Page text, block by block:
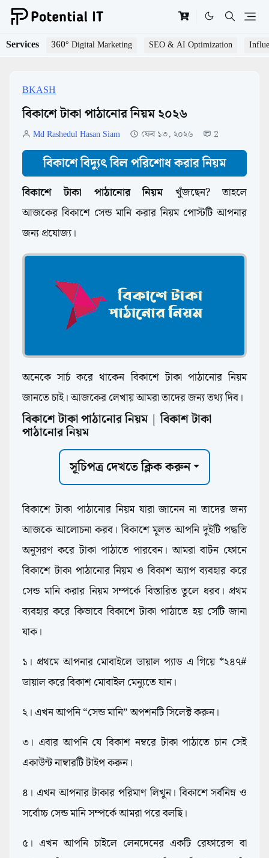
Services 360° Digital Marketing SEO & AI Optimization
BKASH
বিকাশে টাকা পাঠানোর নিয়ম ২০২৬
Md Rashedul Hasan Siam ফেব ১৩, ২০২৬ 2
বিকাশে বিদ্যুৎ বিল পরিশোধ করার নিয়ম
বিকাশে টাকা পাঠানোর নিয়মখুঁজছেন? তাহলে
আজকের বিকাশে সেন্ড মানি করার নিয়ম পোস্টটি আপনার
জন্য প্রযোজ্য।
অনেকে সার্চ করে থাকেন বিকাশে টাকা পাঠানোর নিয়ম
জানতে চাই। আজকের লেখায় আমরা তাদের জন্য তথ্য দিব।
বিকাশে টাকা পাঠানোর নিয়ম | বিকাশ টাকা
পাঠানোর নিয়ম
সূচিপত্র দেখতে ক্লিক করুন
বিকাশে টাকা পাঠানোর নিয়ম যারা জানেন না তাদের জন্য
আজকে আলোচনা করব। বিকাশে মূলত আপনি দুইটি পদ্ধতি
অনুসরণ করে টাকা পাঠাতে পারবেন। আমরা বাটন ফোনে
বিকাশে টাকা পাঠানোর নিয়ম ও বিকাশ অ্যাপ ব্যবহার করে
সেন্ড মানি করার নিয়ম সম্পর্কে বিস্তারিত তুলে ধরব। প্রথম
ব্যবহার করে কিভাবে বিকাশে টাকা পাঠাতে হয় সেটি জানা
যাক।
১। প্রথমে আপনার মোবাইলে ডায়াল প্যাড এ গিয়ে *২৪৭#
ডায়াল করে বিকাশ মোবাইল মেন্যুতে যান।
২। এখন আপনি “সেন্ড মানি” অপশনটি সিলেক্ট করুন।
৩। এবার আপনি যে বিকাশ নম্বরে টাকা পাঠাতে চান সেই
একাউন্ট নাম্বারটি টাইপ করুন।
৪। এখন আপনার টাকার পরিমাণ লিখুন। বিকাশে সর্বনিম্ন ও
সর্বোচ্চ সেন্ড মানি সম্পর্কে আমরা পরে বলছি।
৫। এখন আপনি চাইলে লেনদেনের একটি রেফারেন্স বা